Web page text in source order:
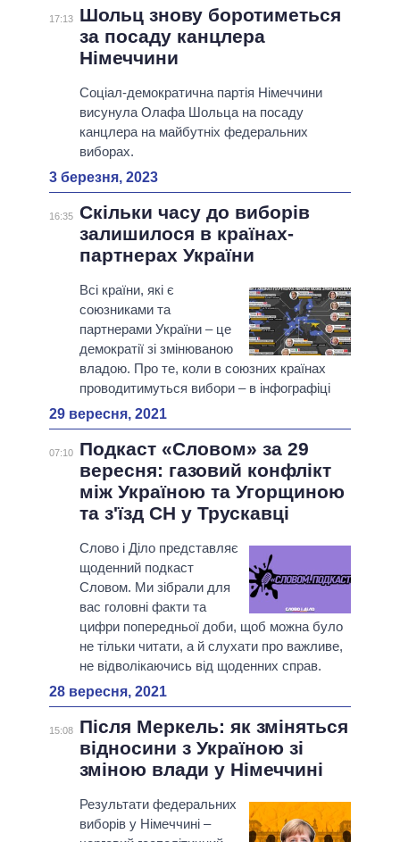
17:13
Шольц знову боротиметься
за посаду канцлера
Німеччини
Соціал-демократична партія Німеччини
висунула Олафа Шольца на посаду
канцлера на майбутніх федеральних
виборах.
3 березня, 2023
16:35 Скільки часу до виборів
залишилося в країнах-
партнерах України
Всі країни, які є
союзниками та
партнерами України – це
демократії зі змінюваною
владою. Про те, коли в союзних країнах
проводитимуться вибори – в інфографіці
29 вересня, 2021
07:10
Подкаст «Словом» за 29
вересня: газовий конфлікт
між Україною та Угорщиною
та з'їзд СН у Трускавці
Слово і Діло представляє
щоденний подкаст
Словом. Ми зібрали для
вас головні факти та
цифри попередньої доби, щоб можна було
не тільки читати, а й слухати про важливе,
не відволікаючись від щоденних справ.
28 вересня, 2021
15:08
Після Меркель: як зміняться
відносини з Україною зі
зміною влади у Німеччині
Результати федеральних
виборів у Німеччині –